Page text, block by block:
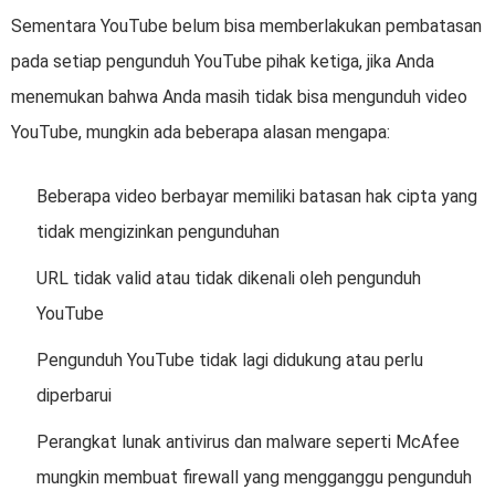
Sementara YouTube belum bisa memberlakukan pembatasan
pada setiap pengunduh YouTube pihak ketiga, jika Anda
menemukan bahwa Anda masih tidak bisa mengunduh video
YouTube, mungkin ada beberapa alasan mengapa:
Beberapa video berbayar memiliki batasan hak cipta yang
tidak mengizinkan pengunduhan
URL tidak valid atau tidak dikenali oleh pengunduh
YouTube
Pengunduh YouTube tidak lagi didukung atau perlu
diperbarui
Perangkat lunak antivirus dan malware seperti McAfee
mungkin membuat firewall yang mengganggu pengunduh